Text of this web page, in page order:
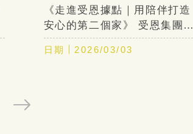
《走進受恩據點｜用陪伴打造
安心的第二個家》 受恩集團日
照中心環境介紹｜專業照護 ×
溫暖陪伴 × 在地服務
日期 2026/03/03